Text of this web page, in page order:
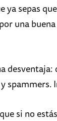
ya sepas
una
spammers.
si no